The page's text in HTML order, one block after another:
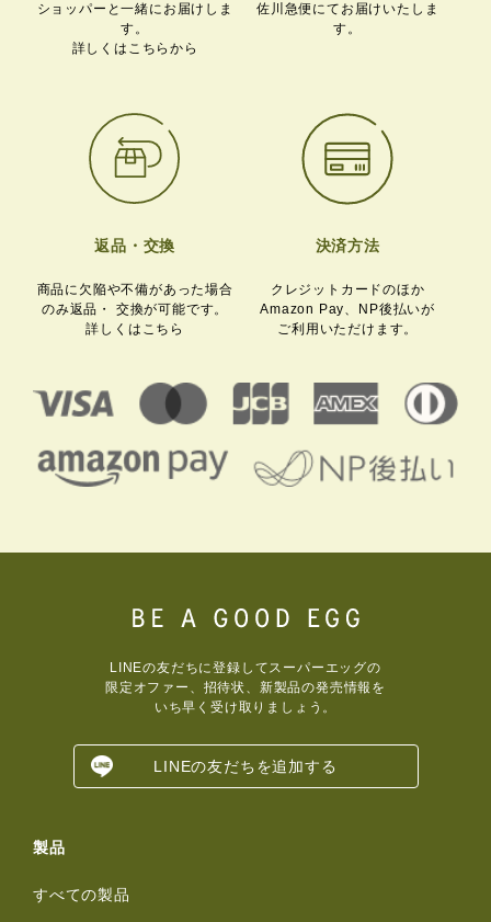
ショッパーと一緒にお届けしま
す。
詳しくはこちらから
佐川急便にてお届けいたしま
す。
返品・交換
商品に欠陥や不備があった場合
のみ返品・ 交換が可能です。
詳しくはこちら
決済方法
クレジットカードのほか
Amazon Pay、
NP後払いが
ご利用いただけます。
LINEの友だちに登録してスーパーエッグの
限定オファー、招待状、新製品の発売情報を
いち早く受け取りましょう。
LINEの友だちを追加する
製品
すべての製品